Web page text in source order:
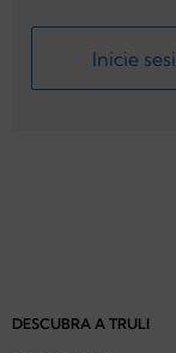
Inicie
DESCUBRA A TRULI